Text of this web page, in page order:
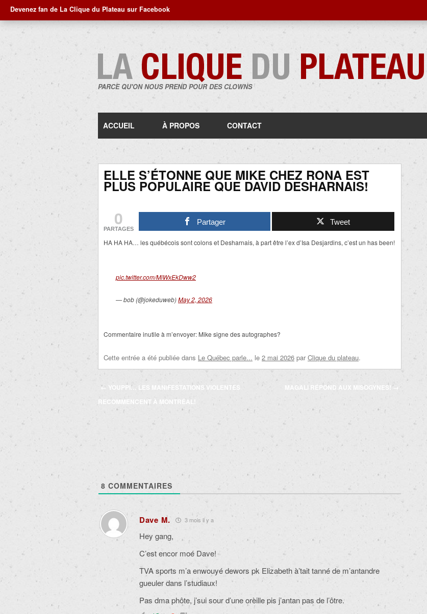
Devenez fan de La Clique du Plateau sur Facebook
PARCE QU'ON NOUS PREND POUR DES CLOWNS
au
ACCUEIL À PROPOS CONTACT
ELLE S’ÉTONNE QUE MIKE CHEZ RONA EST
PLUS POPULAIRE QUE DAVID DESHARNAIS!
0
PARTAGES
Partager Tweet
HA HA HA… les québécois sont colons et Desharnais, à part être l’ex d’Isa Desjardins, c’est un has been!
pic.twitter.com/MiWxEkDww2
— bob (@jokeduweb)May 2, 2026
Commentaire inutile à m’envoyer: Mike signe des autographes?
Cette entrée a été publiée dans Le Québec parle... le 2 mai 2026 par Clique du plateau.
Navigation
des
articles
← YOUPPI… LES MANIFESTATIONS VIOLENTES
RECOMMENCENT À MONTRÉAL!
MAGALI RÉPOND AUX MISOGYNES!→
8 COMMENTAIRES
Dave M. 3 mois il y a
Hey gang,
C’est encor moé Dave!
TVA sports m’a enwouyé dewors pk Elizabeth à’tait tanné de m’antandre
gueuler dans l’studiaux!
Pas dma phôte, j’sui sour d’une orèille pis j’antan pas de l’ôtre.